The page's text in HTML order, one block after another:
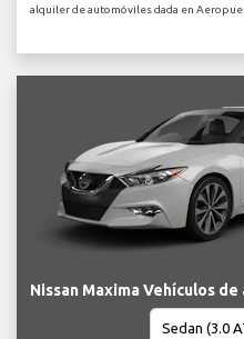
alquiler de automóviles dada en
Nissan Maxima Vehículos